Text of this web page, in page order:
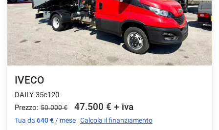
IVECO
DAILY 35c120
Prezzo: 50.000 € 47.500 € + iva
Tua da 640 € / mese Calcola il finanziamento